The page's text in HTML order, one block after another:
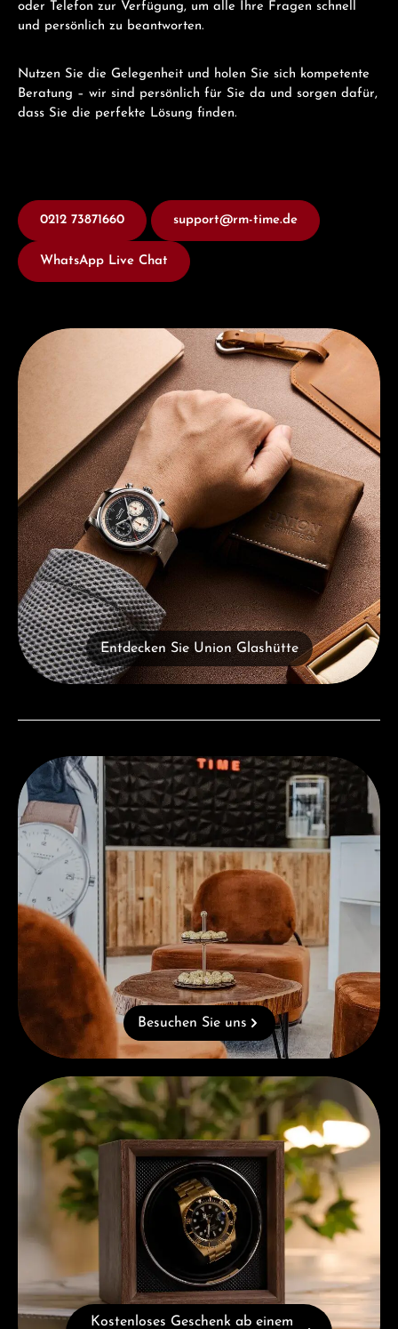
oder Telefon zur Verfügung, um alle Ihre Fragen schnell
und persönlich zu beantworten.
Nutzen Sie die Gelegenheit und holen Sie sich kompetente
Beratung – wir sind persönlich für Sie da und sorgen dafür,
dass Sie die perfekte Lösung finden.
0212 73871660 support@rm-time.de
WhatsApp Live Chat
Entdecken Sie Union Glashütte
Entdecken Sie Union Glashütte
Besuchen Sie uns
Besuchen Sie uns
Kostenloses Geschenk ab einem Einkauf von 1.000 €
Kostenloses Geschenk ab einem